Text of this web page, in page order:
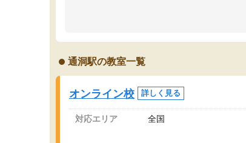
通洞駅の教室一覧
オンライン校 詳しく見る
対応エリア 全国